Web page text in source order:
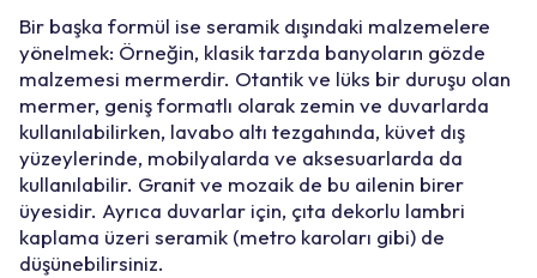
Bir başka formül ise seramik dışındaki malzemelere
yönelmek: Örneğin, klasik tarzda banyoların gözde
malzemesi mermerdir. Otantik ve lüks bir duruşu olan
mermer, geniş formatlı olarak zemin ve duvarlarda
kullanılabilirken, lavabo altı tezgahında, küvet dış
yüzeylerinde, mobilyalarda ve aksesuarlarda da
kullanılabilir. Granit ve mozaik de bu ailenin birer
üyesidir. Ayrıca duvarlar için, çıta dekorlu lambri
kaplama üzeri seramik (metro karoları gibi) de
düşünebilirsiniz.